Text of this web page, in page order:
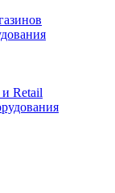
Retail